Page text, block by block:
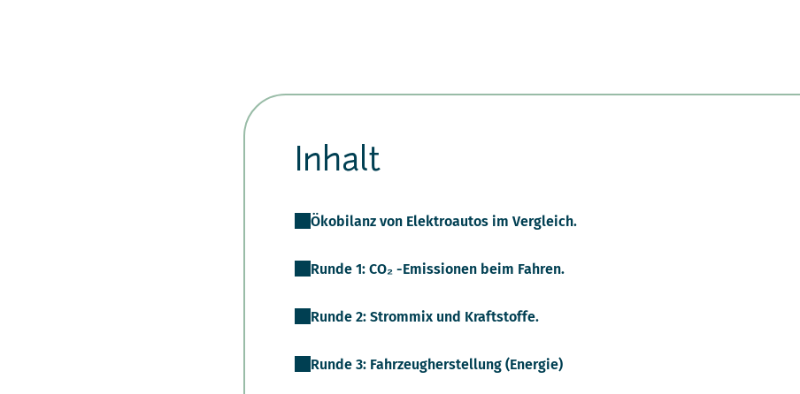
Inhalt
Ökobilanz von Elektroautos im Vergleich.
Runde 1: CO₂ -Emissionen beim Fahren.
Runde 2: Strommix und Kraftstoffe.
Runde 3: Fahrzeugherstellung (Energie)